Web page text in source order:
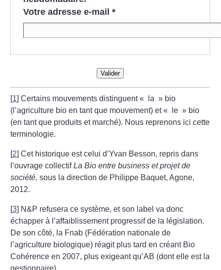
Votre adresse e-mail *
Valider
[1]Certains mouvements distinguent« la » bio
(l’agriculture bio en tant que mouvement)et « le » bio
(en tant que produits et marché). Nous reprenons ici cette
terminologie.
[2]Cet historique est celui d’Yvan Besson, repris dans
l’ouvrage collectifLa Bio entre business et projet de
société, sous la direction de Philippe Baquet, Agone,
2012.
[3] N&P refusera ce système,et son label va donc
échapper à l’affaiblissement progressif de la législation.
De son côté, la Fnab (Fédération nationalede
l’agriculture biologique) réagit plus tard en créant Bio
Cohérenceen 2007, plus exigeant qu’AB (dont elle est la